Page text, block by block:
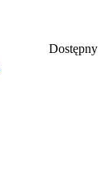
Dostępny